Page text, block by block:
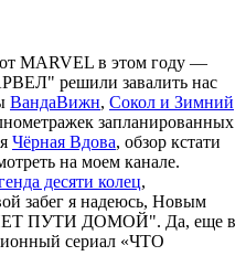
от MARVEL в этом году —
решили завалить нас
ВандаВижн, Сокол и Зимний
запланированных
Чёрная Вдова, обзор кстати
на моем канале.
десяти колец,
забег я надеюсь, Новым
ПУТИ ДОМОЙ". Да, еще в
сериал «ЧТО